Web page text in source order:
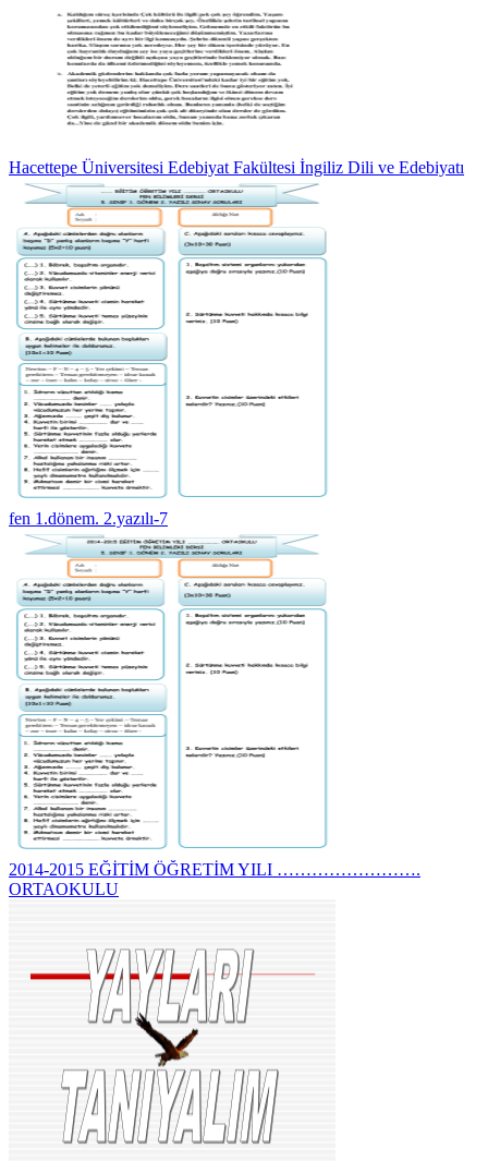
Hacettepe Üniversitesi Edebiyat Fakültesi İngiliz Dili ve Edebiyatı
fen 1.dönem. 2.yazılı-7
2014-2015 EĞİTİM ÖĞRETİM YILI …………………….
ORTAOKULU